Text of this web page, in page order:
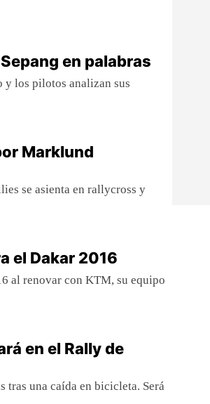
en palabras
y los pilotos analizan sus
Marklund
se asienta en rallycross y
el Dakar 2016
al renovar con KTM, su equipo
en el Rally de
tras una caída en bicicleta. Será